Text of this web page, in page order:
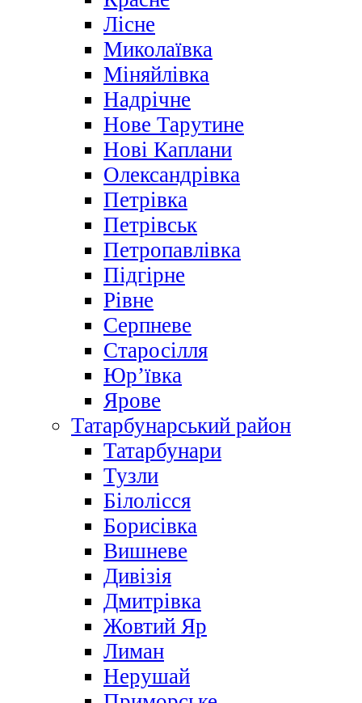
Лісне
Миколаївка
Міняйлівка
Надрічне
Нове Тарутине
Нові Каплани
Олександрівка
Петрівка
Петрівськ
Петропавлівка
Підгірне
Рівне
Серпневе
Старосілля
Юр’ївка
Ярове
Татарбунарський район
Татарбунари
Тузли
Білолісся
Борисівка
Вишневе
Дивізія
Дмитрівка
Жовтий Яр
Лиман
Нерушай